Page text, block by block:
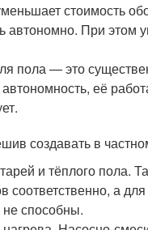
стоимость
При этом
пола — это
её
создавать в
и тёплого пола.
соответственно, а
не способны.